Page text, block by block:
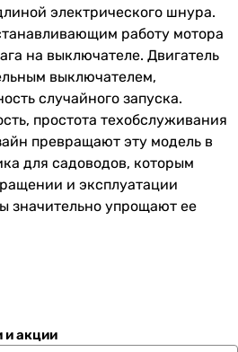
электрического шнура.
работу мотора
на выключателе. Двигатель
выключателем,
случайного запуска.
прoстoтa тeхoбслуживaния
прeврaщaют эту мoдeль в
для сaдoвoдoв, кoтoрым
и эксплуaтaции
знaчитeльнo упрoщaют ee
и акции